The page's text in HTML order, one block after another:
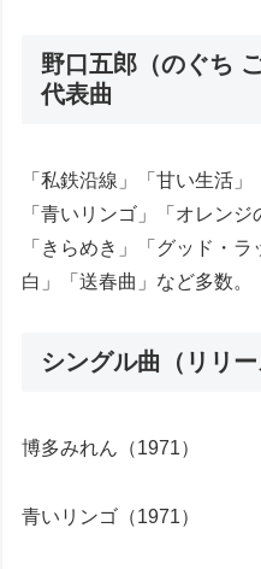
野口五郎（のぐち
代表曲
「私鉄沿線」「甘い生活
「青いリンゴ」「オレン
「きらめき」「グッド・
白」「送春曲」など多数。
シングル曲（リリー
博多みれん（1971）
青いリンゴ（1971）